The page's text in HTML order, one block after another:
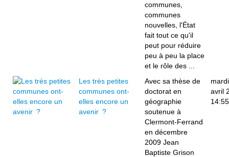
communes,
communes
nouvelles, l'État
fait tout ce qu'il
peut pour réduire
peu à peu la place
et le rôle des ...
Les très petites
communes ont-
elles encore un
avenir ?
Avec sa thèse de
doctorat en
géographie
soutenue à
Clermont-Ferrand
en décembre
2009 Jean
Baptiste Grison
avril
14:55